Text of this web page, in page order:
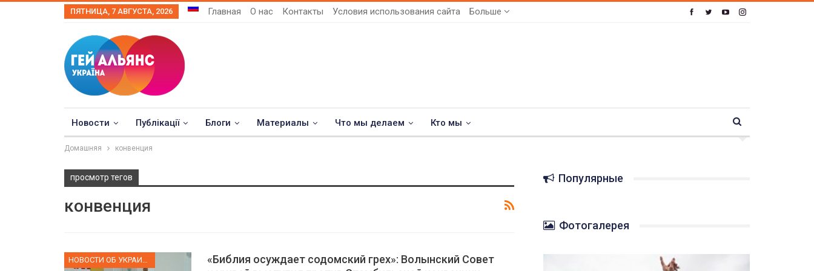
ПЯТНИЦА, 7 АВГУСТА, 2026 Главная О нас Контакты Условия использования сайта Больше
Новости Публікації Блоги Материалы Что мы делаем Кто мы
Домашняя конвенция
просмотр тегов
конвенция
«Библия осуждает содомский грех»: Волынский Совет
Популярные
Фотогалерея